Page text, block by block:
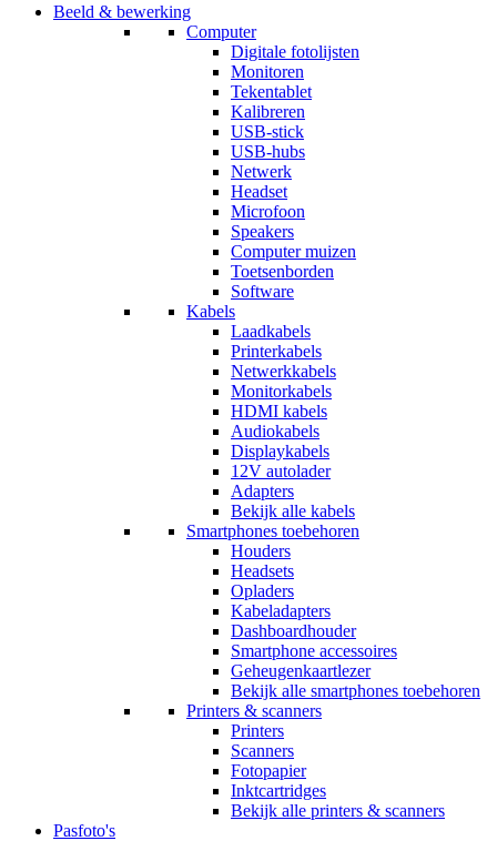
Beeld & bewerking
Computer
Digitale fotolijsten
Monitoren
Tekentablet
Kalibreren
USB-stick
USB-hubs
Netwerk
Headset
Microfoon
Speakers
Computer muizen
Toetsenborden
Software
Kabels
Laadkabels
Printerkabels
Netwerkkabels
Monitorkabels
HDMI kabels
Audiokabels
Displaykabels
12V autolader
Adapters
Bekijk alle kabels
Smartphones toebehoren
Houders
Headsets
Opladers
Kabeladapters
Dashboardhouder
Smartphone accessoires
Geheugenkaartlezer
Bekijk alle smartphones toebehoren
Printers & scanners
Printers
Scanners
Fotopapier
Inktcartridges
Bekijk alle printers & scanners
Pasfoto's